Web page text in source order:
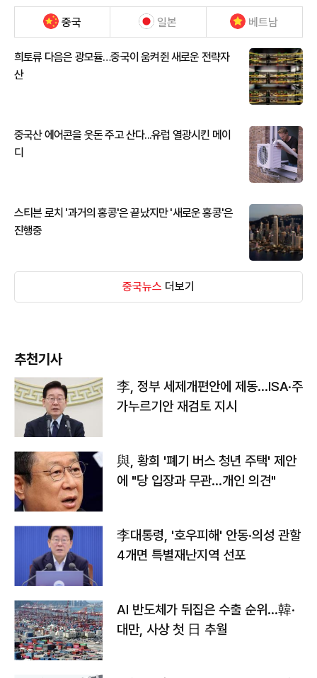
중국 일본 베트남
희토류 다음은 광모듈…중국이 움켜쥔 새로운 전략자
산
중국산 에어콘을 웃돈 주고 산다...유럽 열광시킨 메이
디
스티븐 로치 '과거의 홍콩'은 끝났지만 '새로운 홍콩'은
진행중
중국뉴스 더보기
추천기사
李, 정부 세제개편안에 제동…ISA·주
가누르기안 재검토 지시
與, 황희 '폐기 버스 청년 주택' 제안
에 "당 입장과 무관…개인 의견"
李대통령, '호우피해' 안동·의성 관할
4개면 특별재난지역 선포
AI 반도체가 뒤집은 수출 순위…韓·
대만, 사상 첫 日 추월